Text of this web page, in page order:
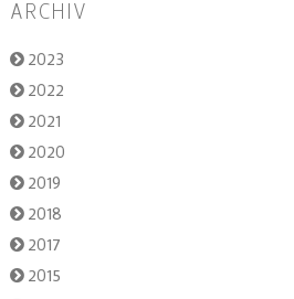
ARCHIV
2023
2022
2021
2020
2019
2018
2017
2015